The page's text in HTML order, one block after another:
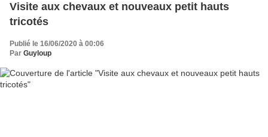
Visite aux chevaux et nouveaux petit hauts
tricotés
Publié le 16/06/2020 à 00:06
Par Guyloup